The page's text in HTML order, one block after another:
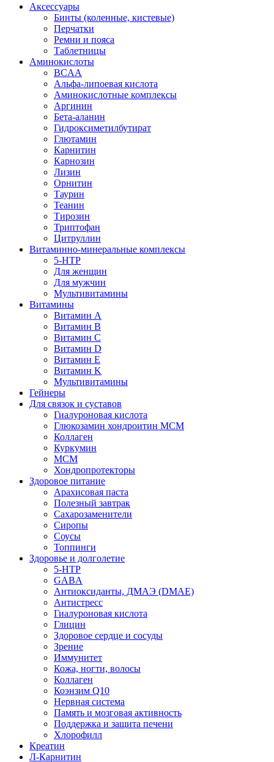
Аксессуары
Бинты (коленные, кистевые)
Перчатки
Ремни и пояса
Таблетницы
Аминокислоты
BCAA
Альфа-липоевая кислота
Аминокислотные комплексы
Аргинин
Бета-аланин
Гидроксиметилбутират
Глютамин
Карнитин
Карнозин
Лизин
Орнитин
Таурин
Теанин
Тирозин
Триптофан
Цитруллин
Витаминно-минеральные комплексы
5-HTP
Для женщин
Для мужчин
Мультивитамины
Витамины
Витамин A
Витамин B
Витамин C
Витамин D
Витамин E
Витамин K
Мультивитамины
Гейнеры
Для связок и суставов
Гиалуроновая кислота
Глюкозамин хондроитин МСМ
Коллаген
Куркумин
МСМ
Хондропротекторы
Здоровое питание
Арахисовая паста
Полезный завтрак
Сахарозаменители
Сиропы
Соусы
Топпинги
Здоровье и долголетие
5-HTP
GABA
Антиоксиданты, ДМАЭ (DMAE)
Антистресс
Гиалуроновая кислота
Глицин
Здоровое сердце и сосуды
Зрение
Иммунитет
Кожа, ногти, волосы
Коллаген
Коэнзим Q10
Нервная система
Память и мозговая активность
Поддержка и защита печени
Хлорофилл
Креатин
Л-Карнитин